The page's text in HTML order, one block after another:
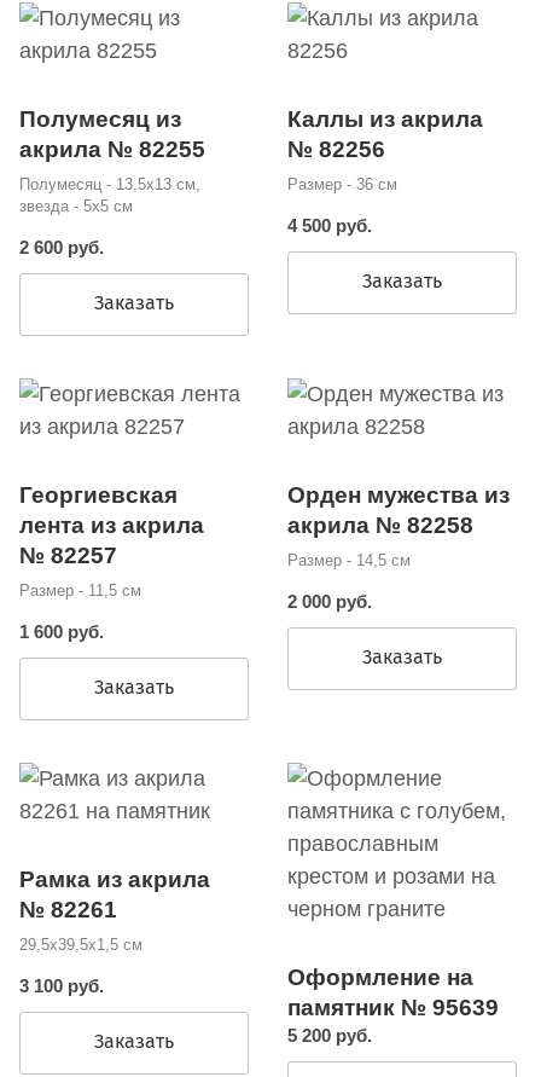
Полумесяц из
акрила № 82255
Полумесяц - 13,5х13 см,
звезда - 5х5 см
2 600 руб.
Заказать
Каллы из акрила
№ 82256
Размер - 36 см
4 500 руб.
Заказать
Георгиевская
лента из акрила
№ 82257
Размер - 11,5 см
1 600 руб.
Заказать
Орден мужества из
акрила № 82258
Размер - 14,5 см
2 000 руб.
Заказать
Рамка из акрила
№ 82261
29,5х39,5х1,5 см
3 100 руб.
Заказать
Оформление на
памятник № 95639
5 200 руб.